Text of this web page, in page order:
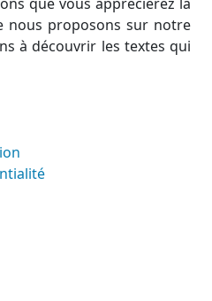
nous proposons sur notre
à découvrir les textes qui